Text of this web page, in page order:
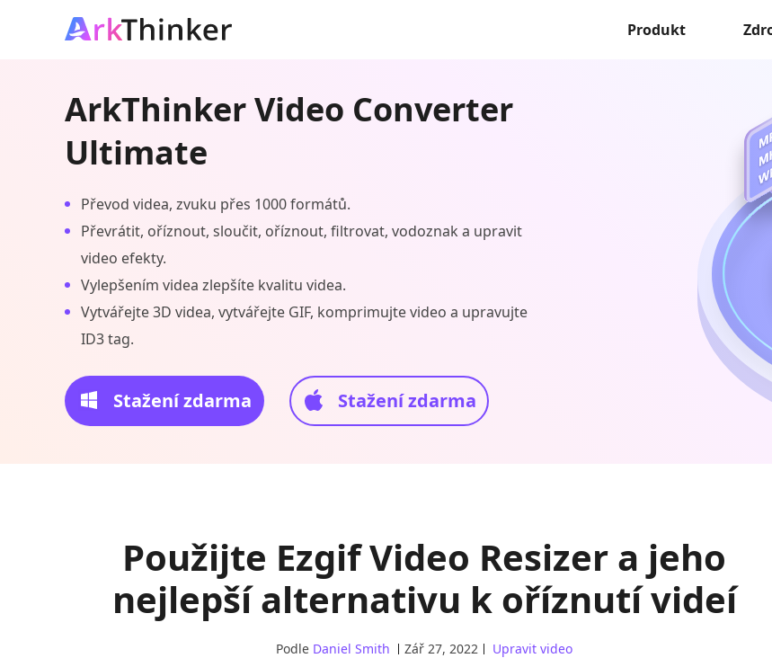
Produkt
ArkThinker Video Converter
Ultimate
Převod videa, zvuku přes 1000 formátů.
Převrátit, oříznout, sloučit, oříznout, filtrovat, vodoznak a upravit
video efekty.
Vylepšením videa zlepšíte kvalitu videa.
Vytvářejte 3D videa, vytvářejte GIF, komprimujte video a upravujte
ID3 tag.
Stažení zdarma Stažení zdarma
Použijte Ezgif Video Resizer a jeho
nejlepší alternativu k oříznutí videí
Podle Daniel Smith Zář 27, 2022 Upravit video